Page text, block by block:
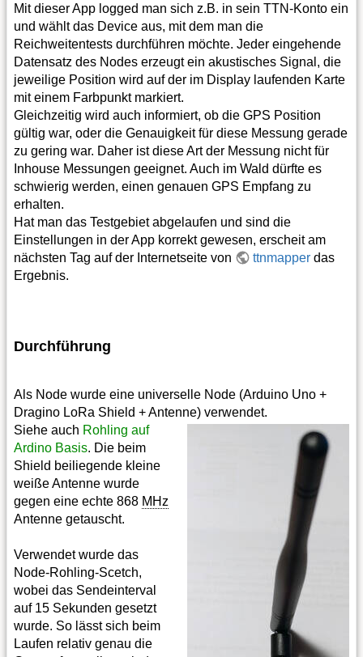
Mit dieser App logged man sich z.B. in sein TTN-Konto ein
und wählt das Device aus, mit dem man die
Reichweitentests durchführen möchte. Jeder eingehende
Datensatz des Nodes erzeugt ein akustisches Signal, die
jeweilige Position wird auf der im Display laufenden Karte
mit einem Farbpunkt markiert.
Gleichzeitig wird auch informiert, ob die GPS Position
gültig war, oder die Genauigkeit für diese Messung gerade
zu gering war. Daher ist diese Art der Messung nicht für
Inhouse Messungen geeignet. Auch im Wald dürfte es
schwierig werden, einen genauen GPS Empfang zu
erhalten.
Hat man das Testgebiet abgelaufen und sind die
Einstellungen in der App korrekt gewesen, erscheit am
nächsten Tag auf der Internetseite von
ttnmapper das
Ergebnis.
Durchführung
Als Node wurde eine universelle Node (Arduino Uno +
Dragino LoRa Shield + Antenne) verwendet.
Siehe auch Rohling auf
Ardino Basis. Die beim
Shield beiliegende kleine
weiße Antenne wurde
gegen eine echte 868 MHz
Antenne getauscht.
Verwendet wurde das
Node-Rohling-Scetch,
wobei das Sendeinterval
auf 15 Sekunden gesetzt
wurde. So lässt sich beim
Laufen relativ genau die